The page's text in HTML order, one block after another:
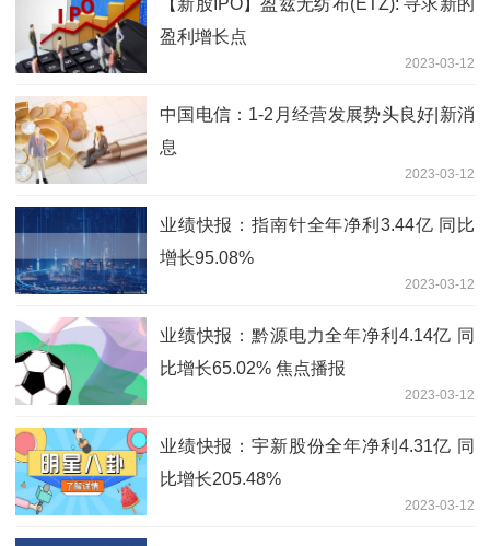
【新股IPO】盈兹无纺布(ETZ): 寻求新的
盈利增长点
2023-03-12
中国电信：1-2月经营发展势头良好|新消
息
2023-03-12
业绩快报：指南针全年净利3.44亿 同比
增长95.08%
2023-03-12
业绩快报：黔源电力全年净利4.14亿 同
比增长65.02% 焦点播报
2023-03-12
业绩快报：宇新股份全年净利4.31亿 同
比增长205.48%
2023-03-12